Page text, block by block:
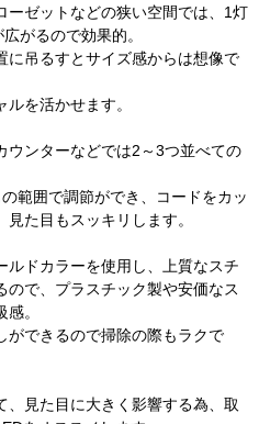
ーゼットなどの狭い空間では、1灯
がるので効果的。
に吊るすとサイズ感からは想像で
を活かせます。
ウンターなどでは2～3つ並べての
範囲で調節ができ、コードをカッ
た目もスッキリします。
ルドカラーを使用し、上質なスチ
ので、プラスチック製や安価なス
。
ができるので掃除の際もラクで
、見た目に大きく影響する為、取